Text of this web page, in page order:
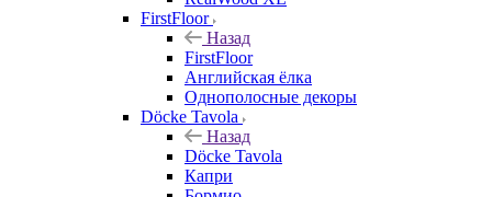
FirstFloor
Назад
FirstFloor
Английская ёлка
Однополосные декоры
Döcke Tavola
Назад
Döcke Tavola
Капри